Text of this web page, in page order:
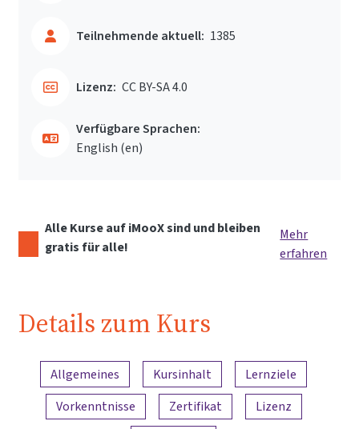
Teilnehmende aktuell: 1385
Lizenz: CC BY-SA 4.0
Verfügbare Sprachen:
English ‎(en)‎
Alle Kurse auf iMooX sind und bleiben
gratis für alle!
Mehr
erfahren
Details zum Kurs
Inhaltsübersicht
Allgemeines Kursinhalt
Lernziele
Vorkenntnisse
Zertifikat
Lizenz